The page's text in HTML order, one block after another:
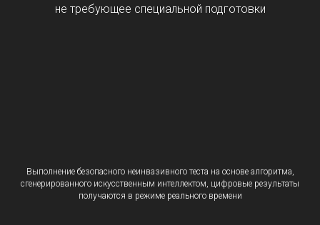
не требующее специальной подготовки
Выполнение безопасного неинвазивного теста на основе алгоритма,
сгенерированного искусственным интеллектом, цифровые результаты
получаются в режиме реального времени